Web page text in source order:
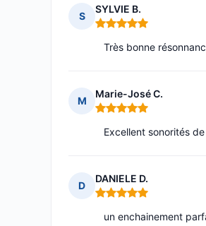
S
SYLVIE B.
Note : 5 sur 5
Très bonne
M
Marie-José C.
Note : 5 sur 5
Excellent sonorités
D
DANIELE D.
Note : 5 sur 5
un enchainement